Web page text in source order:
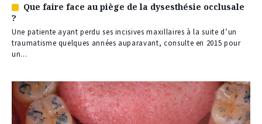
Article
réservé
à
nos
abonnés
Que faire face au piège de la dysesthésie occlusale
?
Une patiente ayant perdu ses incisives maxillaires à la suite d’un
traumatisme quelques années auparavant, consulte en 2015 pour
un...